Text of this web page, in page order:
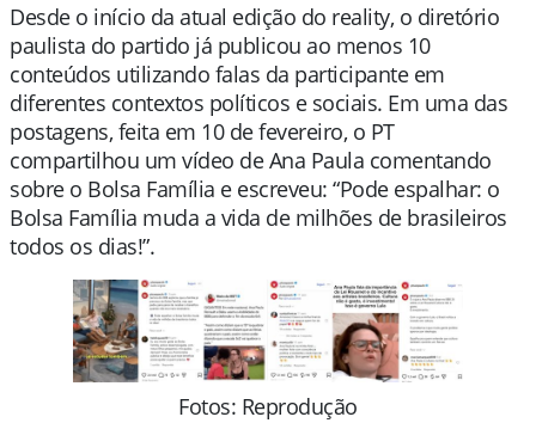
Desde o início da atual edição do reality, o diretório
paulista do partido já publicou ao menos 10
conteúdos utilizando falas da participante em
diferentes contextos políticos e sociais. Em uma das
postagens, feita em 10 de fevereiro, o PT
compartilhou um vídeo de Ana Paula comentando
sobre o Bolsa Família e escreveu: “Pode espalhar: o
Bolsa Família muda a vida de milhões de brasileiros
todos os dias!”.
Fotos: Reprodução